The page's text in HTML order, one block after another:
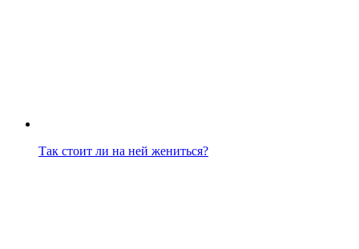
Так стоит ли на ней жениться?